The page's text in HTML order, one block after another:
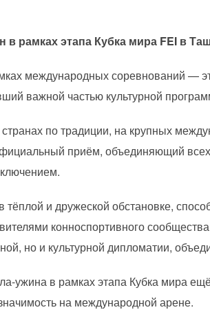
в рамках этапа Кубка мира FEI в
международных соревнований —
важной частью культурной
по традиции, на крупных
приём, объединяющий
тёплой и дружеской обстановке,
конноспортивного
но и культурной дипломатии,
ужина в рамках этапа Кубка мира
на международной арене.